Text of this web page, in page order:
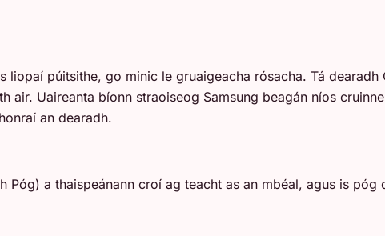
liopaí púitsithe, go minic le gruaigeacha rósacha. Tá
air. Uaireanta bíonn straoiseog Samsung beagán níos
an dearadh.
Póg) a thaispeánann croí ag teacht as an mbéal, agus is póg